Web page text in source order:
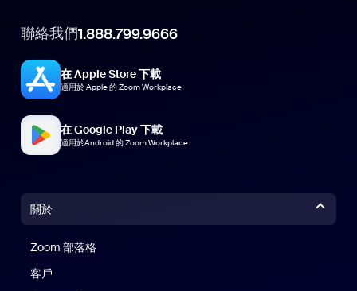
聯絡我們1.888.799.9666
在 Apple Store 下載
適用於 Apple 的 Zoom Workplace
在 Google Play 下載
適用於Android 的 Zoom Workplace
關於
Zoom 部落格
客戶